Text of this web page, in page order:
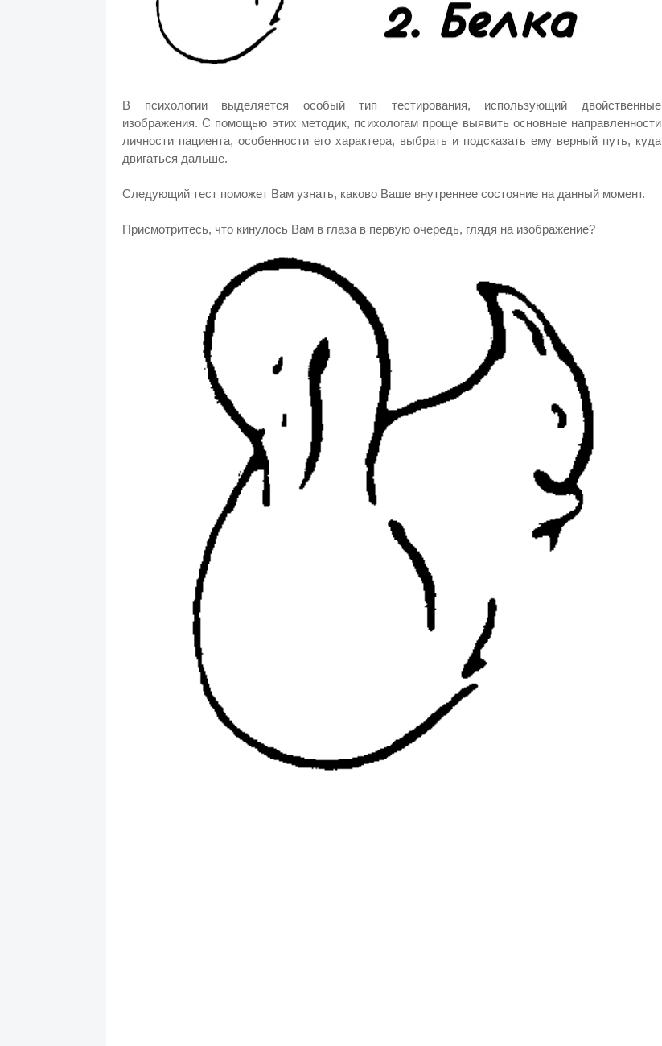
В психологии выделяется особый тип тестирования, использующий двойственные
изображения.С помощью этих методик, психологам проще выявить основные направленности
личности пациента, особенности его характера, выбрать и подсказать ему верный путь, куда
двигаться дальше.
Следующий тест поможет Вам узнать, каково Ваше внутреннее состояние на данный момент.
Присмотритесь, что кинулось Вам в глаза в первую очередь, глядя на изображение?